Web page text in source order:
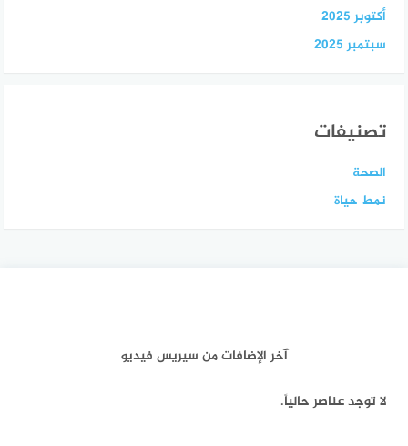
أكتوبر 2025
سبتمبر 2025
تصنيفات
الصحة
نمط حياة
آخر الإضافات من سيريس فيديو
لا توجد عناصر حالياً.